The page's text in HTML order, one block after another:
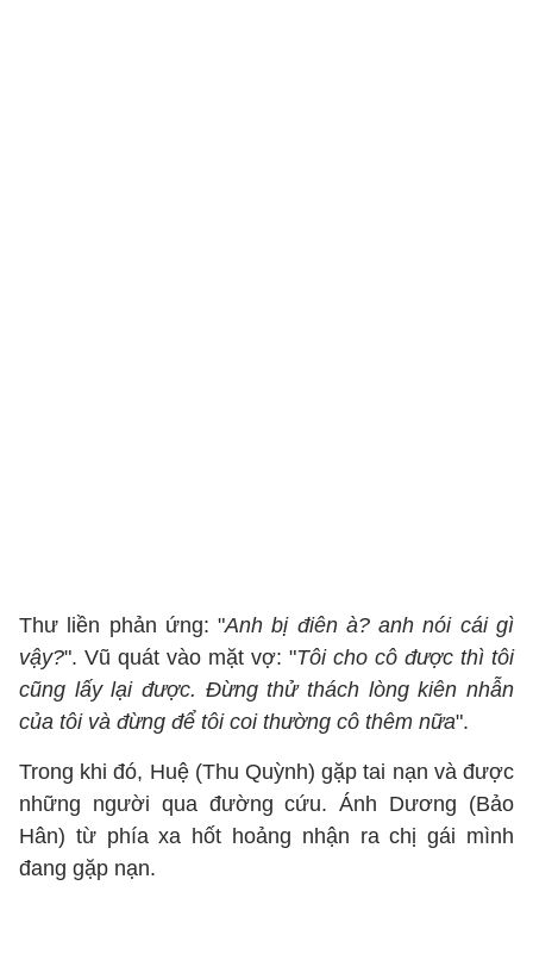
Thư liền phản ứng: "Anh bị điên à? anh nói cái gì
vậy?". Vũ quát vào mặt vợ: "Tôi cho cô được thì tôi
cũng lấy lại được. Đừng thử thách lòng kiên nhẫn
của tôi và đừng để tôi coi thường cô thêm nữa".
Trong khi đó, Huệ (Thu Quỳnh) gặp tai nạn và được
những người qua đường cứu. Ánh Dương (Bảo
Hân) từ phía xa hốt hoảng nhận ra chị gái mình
đang gặp nạn.